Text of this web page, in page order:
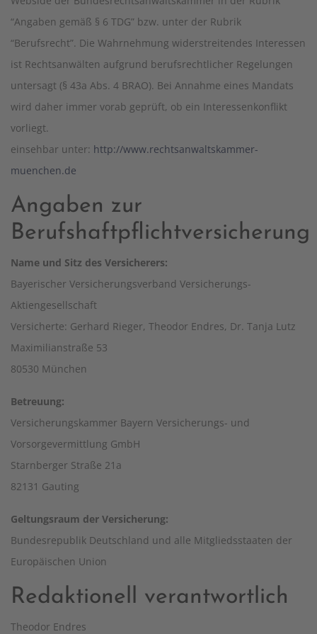
“Angaben gemäß § 6 TDG” bzw. unter der Rubrik
“Berufsrecht”. Die Wahrnehmung widerstreitendes Interessen
ist Rechtsanwälten aufgrund berufsrechtlicher Regelungen
untersagt (§ 43a Abs. 4 BRAO). Bei Annahme eines Mandats
wird daher immer vorab geprüft, ob ein Interessenkonflikt
vorliegt.
einsehbar unter: http://www.rechtsanwaltskammer-
muenchen.de
Angaben zur
Berufshaftpflichtversicherung
Name und Sitz des Versicherers:
Bayerischer Versicherungsverband Versicherungs-
Aktiengesellschaft
Versicherte: Gerhard Rieger, Theodor Endres, Dr. Tanja Lutz
Maximilianstraße 53
80530 München
Betreuung:
Versicherungskammer Bayern Versicherungs- und
Vorsorgevermittlung GmbH
Starnberger Straße 21a
82131 Gauting
Geltungsraum der Versicherung:
Bundesrepublik Deutschland und alle Mitgliedsstaaten der
Europäischen Union
Redaktionell verantwortlich
Theodor Endres